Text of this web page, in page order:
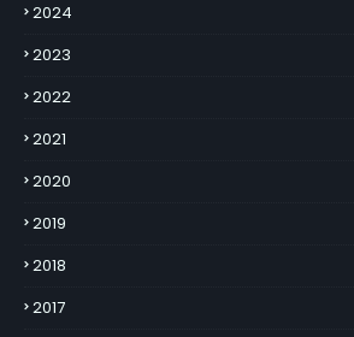
2024
2023
2022
2021
2020
2019
2018
2017